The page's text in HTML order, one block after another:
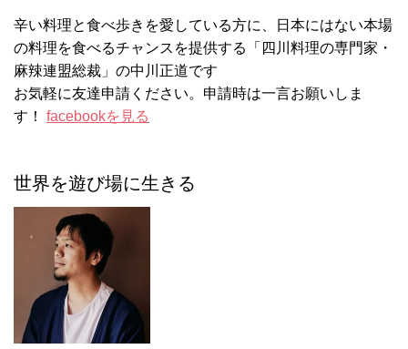
辛い料理と食べ歩きを愛している方に、日本にはない本場
の料理を食べるチャンスを提供する「四川料理の専門家・
麻辣連盟総裁」の中川正道です
お気軽に友達申請ください。申請時は一言お願いしま
す！ facebookを見る
世界を遊び場に生きる